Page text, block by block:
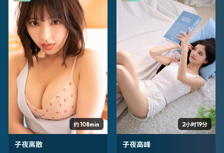
约 108min
子夜离散
2小时19分
子夜高峰